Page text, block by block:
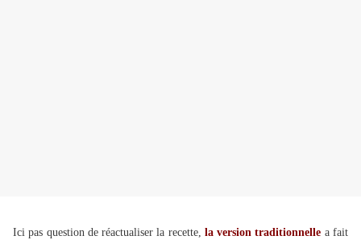
Ici pas question de réactualiser la recette, la version traditionnelle a fait